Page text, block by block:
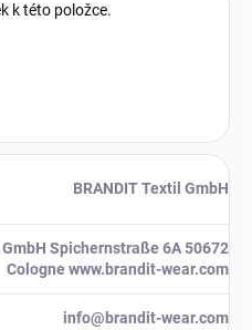
k této položce.
BRANDIT Textil GmbH
Spichernstraße 6A 50672
Cologne www.brandit-wear.com
info@brandit-wear.com